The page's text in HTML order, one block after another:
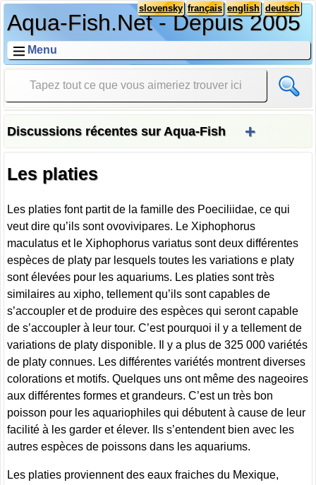
Aqua-Fish.Net - Depuis 2005
deutsch
english
français
slovensky
Menu
Discussions récentes sur Aqua-Fish +
Les platies
Les platies font partit de la famille des Poeciliidae, ce qui
veut dire qu’ils sont ovovivipares. Le Xiphophorus
maculatus et le Xiphophorus variatus sont deux différentes
espèces de platy par lesquels toutes les variations e platy
sont élevées pour les aquariums. Les platies sont très
similaires au xipho, tellement qu’ils sont capables de
s’accoupler et de produire des espèces qui seront capable
de s’accoupler à leur tour. C’est pourquoi il y a tellement de
variations de platy disponible. Il y a plus de 325 000 variétés
de platy connues. Les différentes variétés montrent diverses
colorations et motifs. Quelques uns ont même des nageoires
aux différentes formes et grandeurs. C’est un très bon
poisson pour les aquariophiles qui débutent à cause de leur
facilité à les garder et élever. Ils s’entendent bien avec les
autres espèces de poissons dans les aquariums.
Les platies proviennent des eaux fraiches du Mexique,